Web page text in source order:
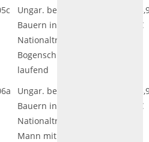
Ungar. bewaffn.
Bauern in
Nationaltracht,
Bogenschütze
laufend
€
Ungar. bewaffn.
Bauern in
Nationaltracht,
Mann mit Lanze
€